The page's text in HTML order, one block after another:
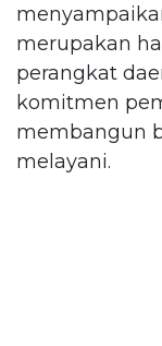
merupakan
perangkat
komitmen
membangun
melayani.